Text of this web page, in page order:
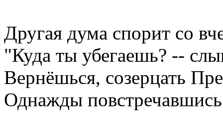
Другая дума спорит со
"Куда ты убегаешь? --
Вернёшься, созерцать
Однажды